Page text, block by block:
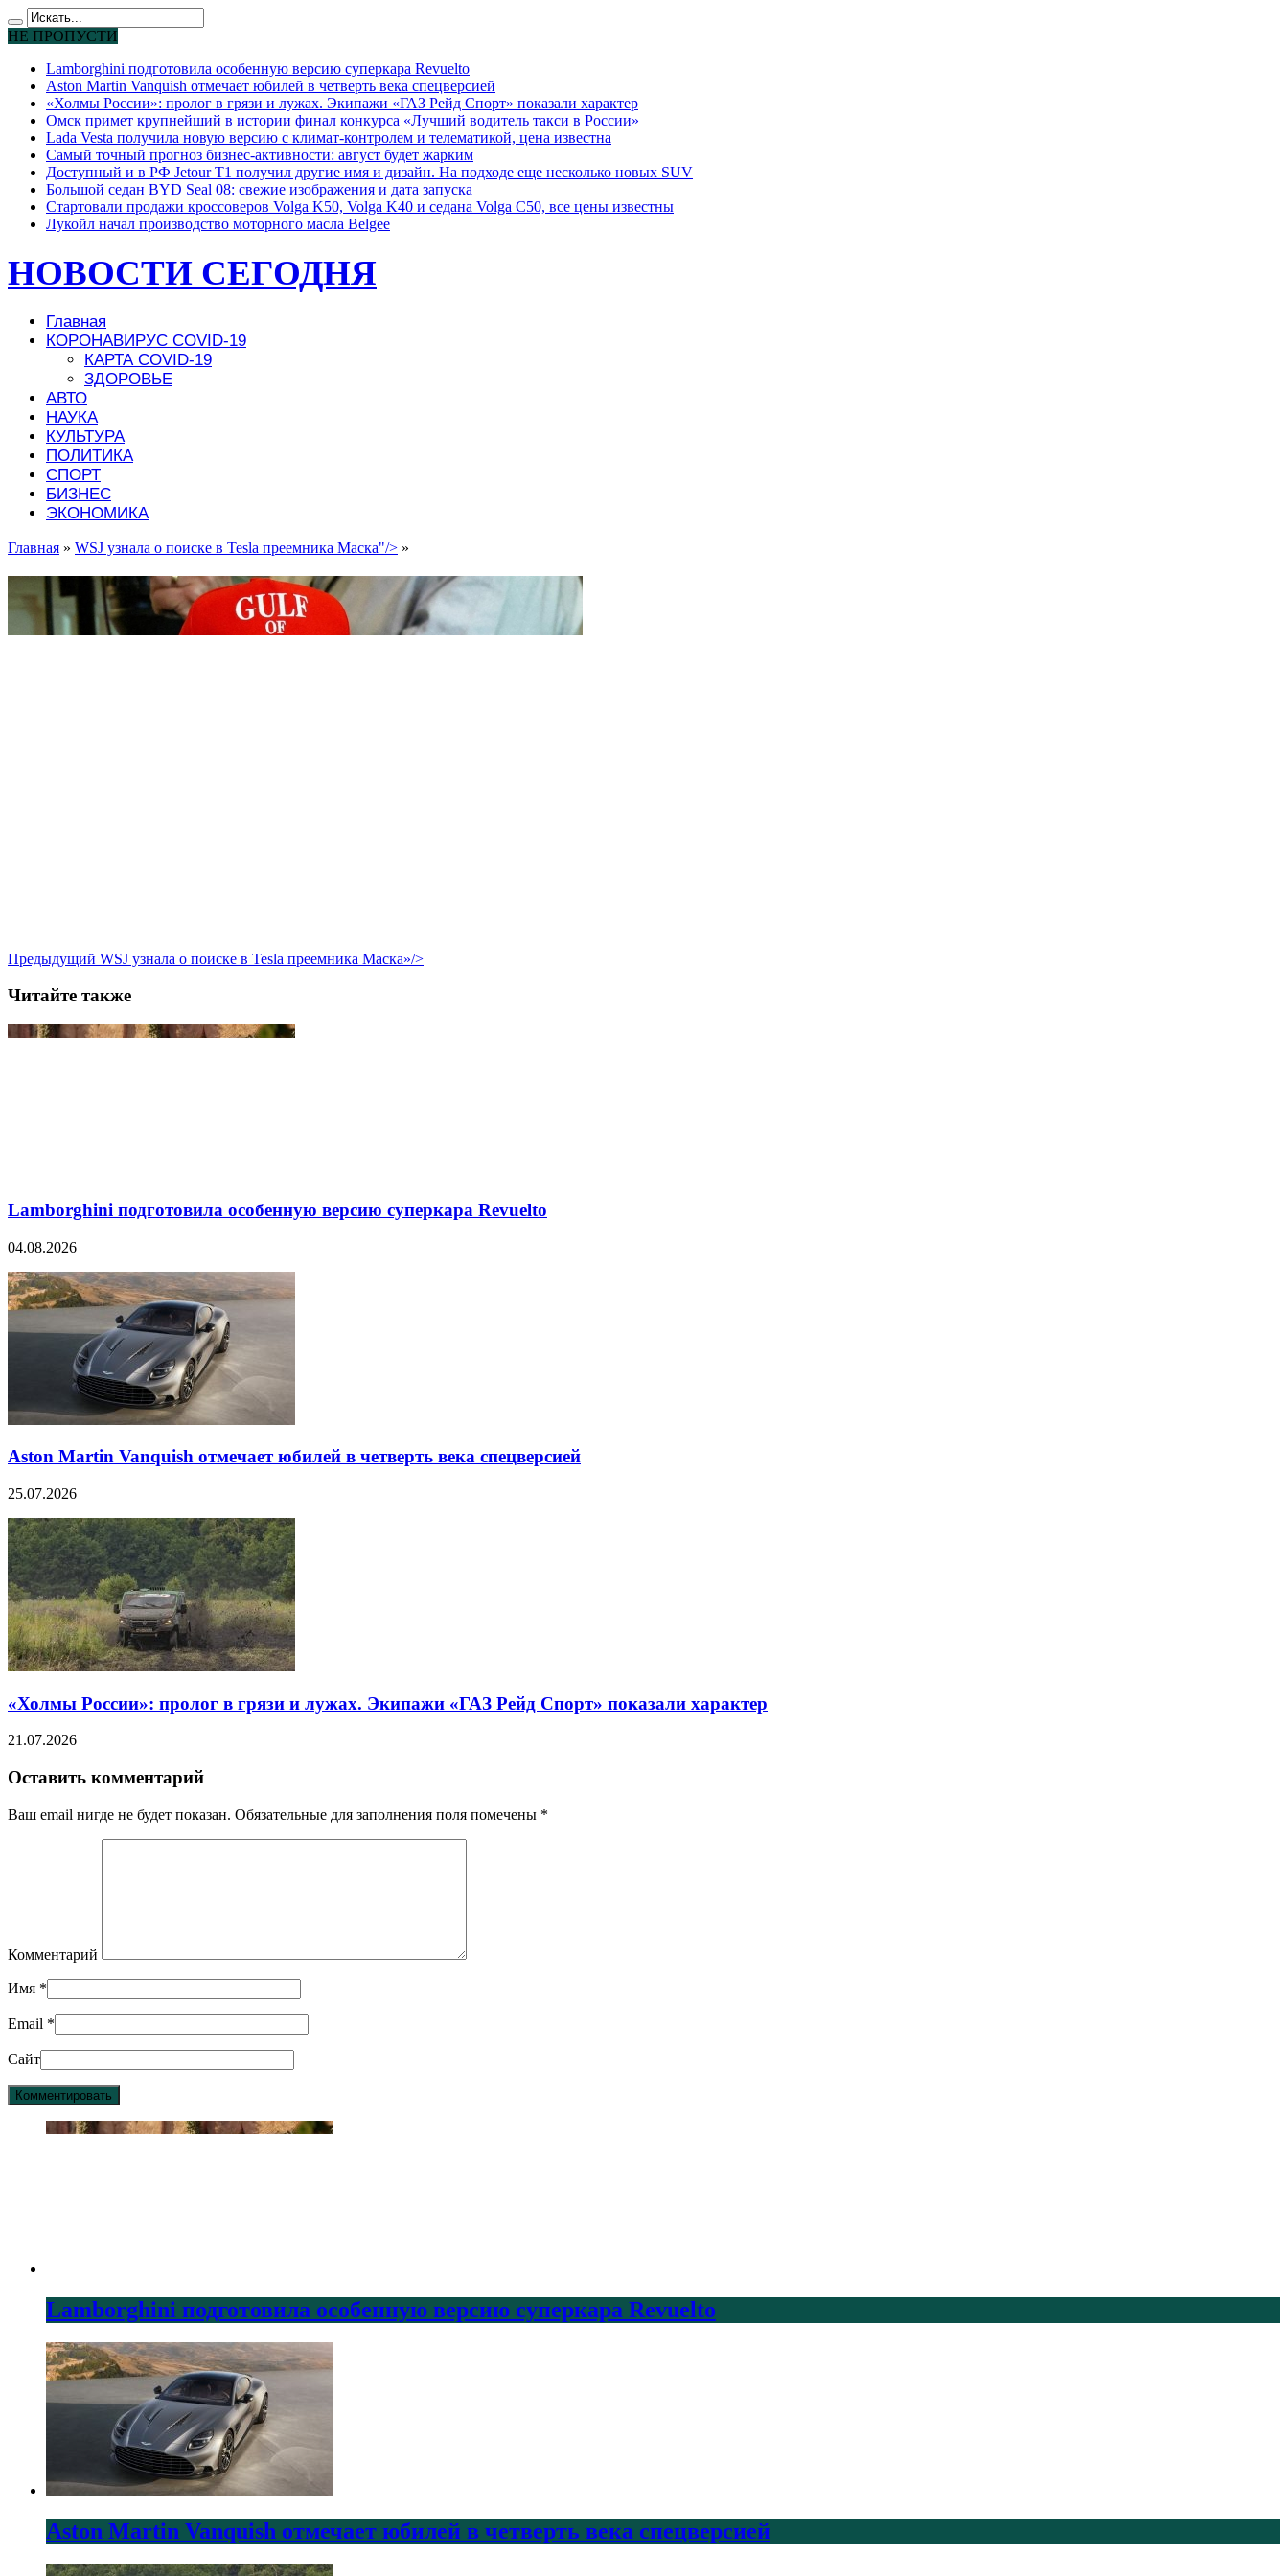
НЕ ПРОПУСТИ
Lamborghini подготовила особенную версию суперкара Revuelto
Aston Martin Vanquish отмечает юбилей в четверть века спецверсией
«Холмы России»: пролог в грязи и лужах. Экипажи «ГАЗ Рейд Спорт» показали характер
Омск примет крупнейший в истории финал конкурса «Лучший водитель такси в России»
Lada Vesta получила новую версию с климат-контролем и телематикой, цена известна
Самый точный прогноз бизнес-активности: август будет жарким
Доступный и в РФ Jetour T1 получил другие имя и дизайн. На подходе еще несколько новых SUV
Большой седан BYD Seal 08: свежие изображения и дата запуска
Стартовали продажи кроссоверов Volga K50, Volga K40 и седана Volga C50, все цены известны
Лукойл начал производство моторного масла Belgee
НОВОСТИ СЕГОДНЯ
Главная
КОРОНАВИРУС COVID-19
КАРТА COVID-19
ЗДОРОВЬЕ
АВТО
НАУКА
КУЛЬТУРА
ПОЛИТИКА
СПОРТ
БИЗНЕС
ЭКОНОМИКА
Главная » WSJ узнала о поиске в Tesla преемника Маска"/> »
Предыдущий WSJ узнала о поиске в Tesla преемника Маска»/>
Читайте также
Lamborghini подготовила особенную версию суперкара Revuelto
04.08.2026
Aston Martin Vanquish отмечает юбилей в четверть века спецверсией
25.07.2026
«Холмы России»: пролог в грязи и лужах. Экипажи «ГАЗ Рейд Спорт» показали характер
21.07.2026
Оставить комментарий
Ваш email нигде не будет показан. Обязательные для заполнения поля помечены *
Комментарий
Имя *
Email *
Сайт
Lamborghini подготовила особенную версию суперкара Revuelto
Aston Martin Vanquish отмечает юбилей в четверть века спецверсией